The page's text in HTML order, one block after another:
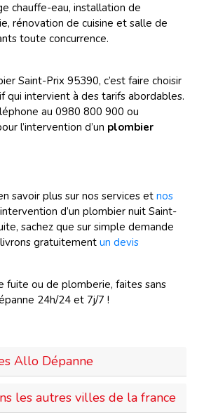
chauffe-eau, installation de
rénovation de cuisine et salle de
toute concurrence.
Saint-Prix 95390, c’est faire choisir
qui intervient à des tarifs abordables.
au 0980 800 900 ou
l’intervention d’un plombier
savoir plus sur nos services et nos
d’un plombier nuit Saint-
sachez que sur simple demande
gratuitement un devis
fuite ou de plomberie, faites sans
24h/24 et 7j/7 !
Allo Dépanne
les autres villes de la france